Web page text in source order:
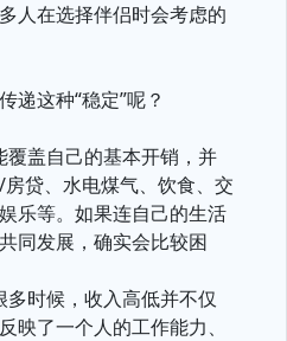
人在选择伴侣时会考虑的
递这种“稳定”呢？
盖自己的基本开销，并
贷、水电煤气、饮食、交
乐等。如果连自己的生活
同发展，确实会比较困
时候，收入高低并不仅
映了一个人的工作能力、